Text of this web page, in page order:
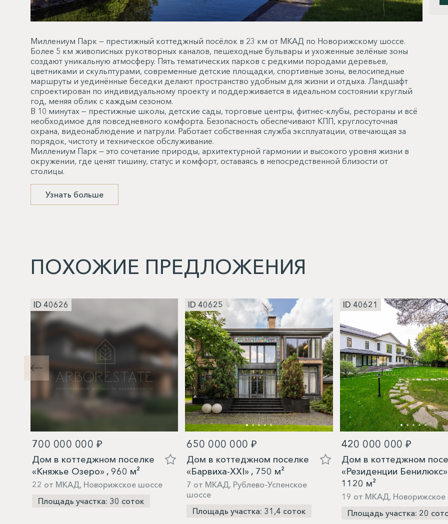
Миллениум Парк — престижный коттеджный посёлок в 23 км от МКАД по Новорижскому шоссе.
Более 5 км живописных рукотворных каналов, пешеходные бульвары и ухоженные зелёные зоны
создают уникальную атмосферу. Пять тематических парков с редкими породами деревьев,
цветниками и скульптурами, современные детские площадки, спортивные зоны, велосипедные
маршруты и уединённые беседки делают пространство удобным для жизни и отдыха. Ландшафт
спроектирован по индивидуальному проекту и поддерживается в идеальном состоянии круглый
год, меняя облик с каждым сезоном.
В 10 минутах — престижные школы, детские сады, торговые центры, фитнес-клубы, рестораны и всё
необходимое для повседневного комфорта. Безопасность обеспечивают КПП, круглосуточная
охрана, видеонаблюдение и патрули. Работает собственная служба эксплуатации, отвечающая за
порядок, чистоту и техническое обслуживание.
Миллениум Парк — это сочетание природы, архитектурной гармонии и высокого уровня жизни в
окружении, где ценят тишину, статус и комфорт, оставаясь в непосредственной близости от
столицы.
Узнать больше
ПОХОЖИЕ ПРЕДЛОЖЕНИЯ
ID 40626
700 000 000 ₽
Дом в коттеджном поселке
«Княжье Озеро» , 960 м²
22 от МКАД, Новорижское шоссе
Площадь участка: 30 соток
ID 40625
650 000 000 ₽
Дом в коттеджном поселке
«Барвиха-XXI» , 750 м²
7 от МКАД, Рублево-Успенское
шоссе
Площадь участка: 31,4 соток
ID 40621
420 000 000 ₽
Дом в коттеджном
«Резиденции Бенилюкс»
1120 м²
19 от МКАД, Новорижское
Площадь участка: 20